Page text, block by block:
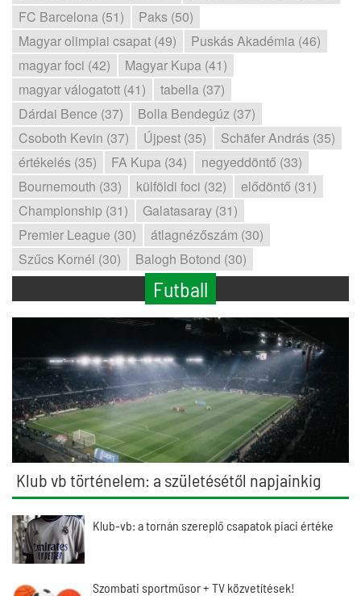
FC Barcelona (51)
Paks (50)
Magyar olimpiai csapat (49)
Puskás Akadémia (46)
magyar foci (42)
Magyar Kupa (41)
magyar válogatott (41)
tabella (37)
Dárdai Bence (37)
Bolla Bendegúz (37)
Csoboth Kevin (37)
Újpest (35)
Schäfer András (35)
értékelés (35)
FA Kupa (34)
negyeddöntő (33)
Bournemouth (33)
külföldi foci (32)
elődöntő (31)
Championship (31)
Galatasaray (31)
Premier League (30)
átlagnézőszám (30)
Szűcs Kornél (30)
Balogh Botond (30)
Futball
Klub vb történelem: a születésétől napjainkig
Klub-vb: a tornán szereplő csapatok piaci értéke
Szombati sportműsor + TV közvetítések!